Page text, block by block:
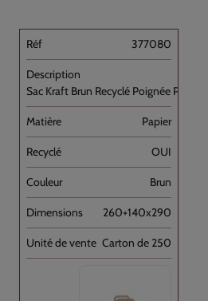
377080
Sac Kraft Brun Recyclé Poignée Plate [...]
Papier
OUI
Brun
260+140x290
Carton de 250